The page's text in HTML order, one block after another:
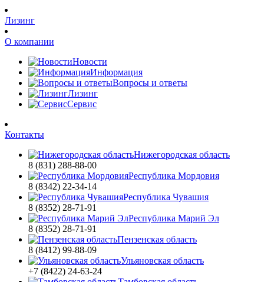
Лизинг
О компании
Новости
Информация
Вопросы и ответы
Лизинг
Сервис
Контакты
Нижегородская область
8 (831) 288-88-00
Республика Мордовия
8 (8342) 22-34-14
Республика Чувашия
8 (8352) 28-71-91
Республика Марий Эл
8 (8352) 28-71-91
Пензенская область
8 (8412) 99-88-09
Ульяновская область
+7 (8422) 24-63-24